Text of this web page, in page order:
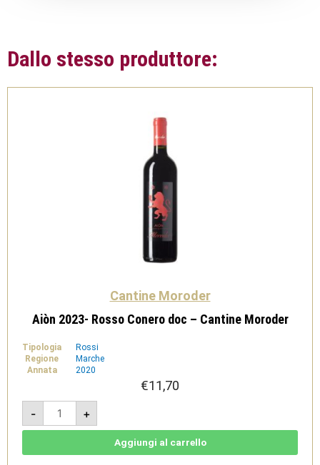
Dallo stesso produttore:
Cantine Moroder
Aiòn 2023- Rosso Conero doc – Cantine Moroder
Tipologia
Rossi
Regione
Marche
Annata
2020
€11,70
-
Aiòn
2023-
Rosso
Conero
+
Aggiungi al carrello